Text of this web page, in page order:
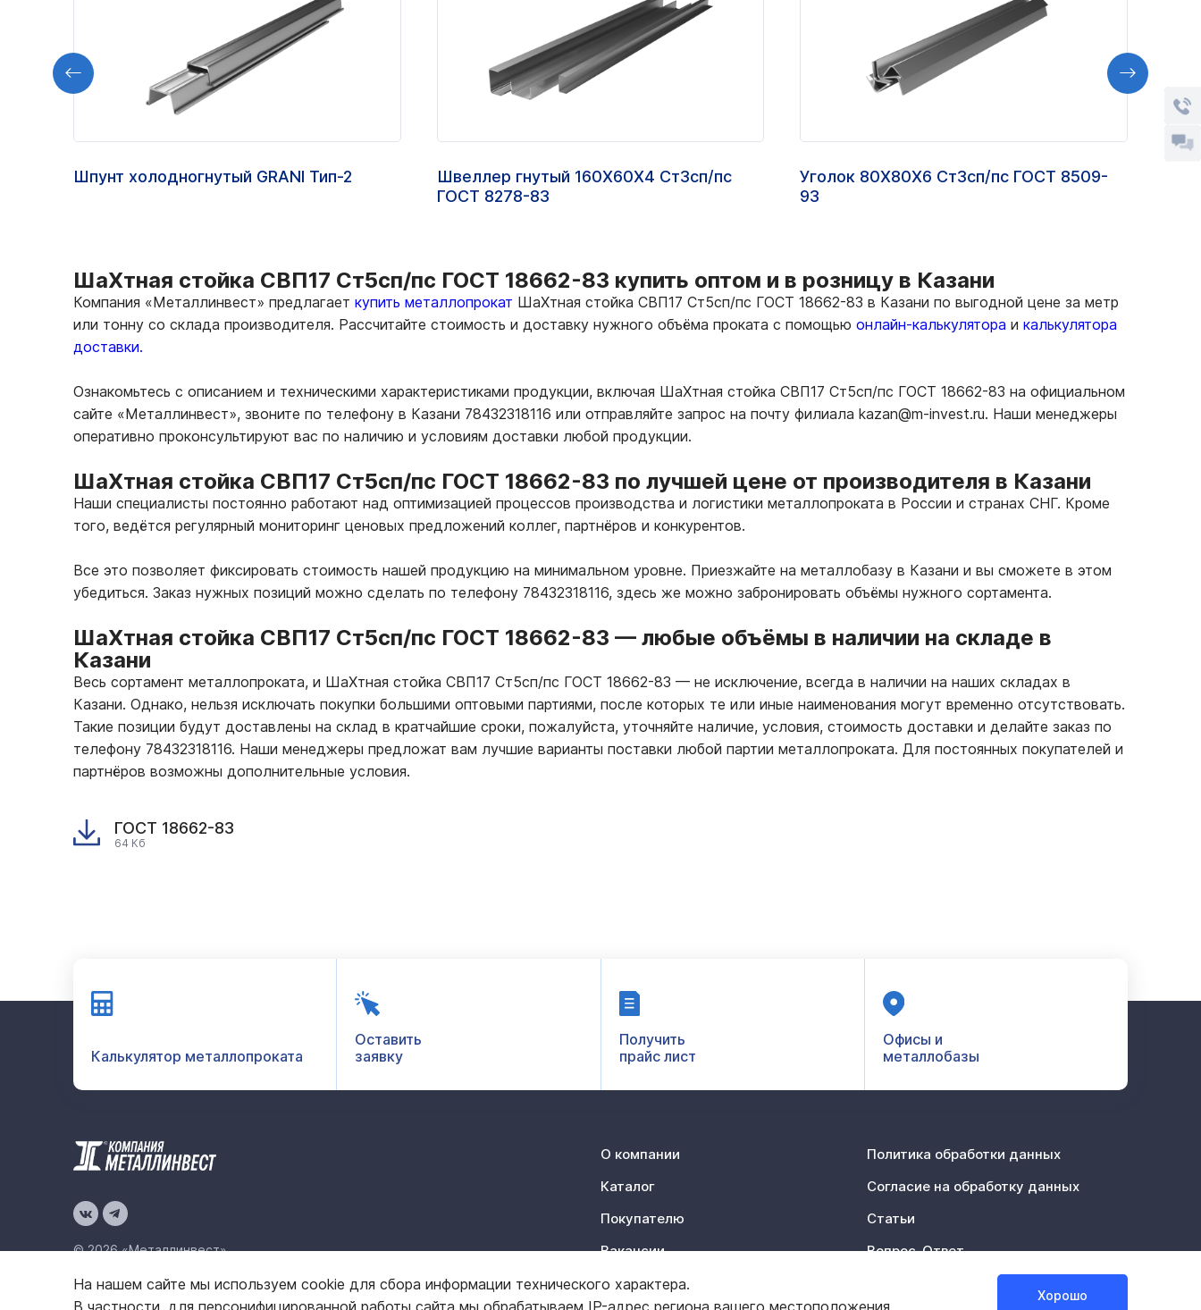
Шпунт холодногнутый GRANI Тип-2
Швеллер гнутый 160Х60Х4 Ст3сп/пс
ГОСТ 8278-83
Уголок 80Х80Х6 Ст3сп/пс ГОСТ 8509-
93
ШаХтная стойка СВП17 Ст5сп/пс ГОСТ 18662-83 купить оптом и в розницу в Казани
Компания «Металлинвест» предлагает купить металлопрокат ШаХтная стойка СВП17 Ст5сп/пс ГОСТ 18662-83 в Казани по выгодной цене за метр
или тонну со склада производителя. Рассчитайте стоимость и доставку нужного объёма проката с помощью онлайн-калькулятора и калькулятора
доставки.
Ознакомьтесь с описанием и техническими характеристиками продукции, включая ШаХтная стойка СВП17 Ст5сп/пс ГОСТ 18662-83 на официальном
сайте «Металлинвест», звоните по телефону в Казани 78432318116 или отправляйте запрос на почту филиала kazan@m-invest.ru. Наши менеджеры
оперативно проконсультируют вас по наличию и условиям доставки любой продукции.
ШаХтная стойка СВП17 Ст5сп/пс ГОСТ 18662-83 по лучшей цене от производителя в Казани
Наши специалисты постоянно работают над оптимизацией процессов производства и логистики металлопроката в России и странах СНГ. Кроме
того, ведётся регулярный мониторинг ценовых предложений коллег, партнёров и конкурентов.
Все это позволяет фиксировать стоимость нашей продукцию на минимальном уровне. Приезжайте на металлобазу в Казани и вы сможете в этом
убедиться. Заказ нужных позиций можно сделать по телефону 78432318116, здесь же можно забронировать объёмы нужного сортамента.
ШаХтная стойка СВП17 Ст5сп/пс ГОСТ 18662-83 — любые объёмы в наличии на складе в
Казани
Весь сортамент металлопроката, и ШаХтная стойка СВП17 Ст5сп/пс ГОСТ 18662-83 — не исключение, всегда в наличии на наших складах в
Казани. Однако, нельзя исключать покупки большими оптовыми партиями, после которых те или иные наименования могут временно отсутствовать.
Такие позиции будут доставлены на склад в кратчайшие сроки, пожалуйста, уточняйте наличие, условия, стоимость доставки и делайте заказ по
телефону 78432318116. Наши менеджеры предложат вам лучшие варианты поставки любой партии металлопроката. Для постоянных покупателей и
партнёров возможны дополнительные условия.
ГОСТ 18662-83
64 Кб
Калькулятор металлопроката
Оставить
заявку
Получить
прайс лист
Офисы и
металлобазы
© 2026 «Металлинвест»
Политика конфиденциальностиКарта сайта
О компании
Каталог
Покупателю
Вакансии
Контакты
Политика обработки данных
Согласие на обработку данных
Статьи
Вопрос-Ответ
На нашем сайте мы используем cookie для сбора информации технического характера.
В частности, для персонифицированной работы сайта мы обрабатываем IP-адрес региона вашего местоположения.
Хорошо